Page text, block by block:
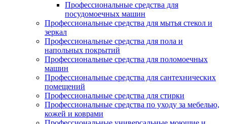
Профессиональные средства для
посудомоечных машин
Профессиональные средства для мытья стекол и
зеркал
Профессиональные средства для пола и
напольных покрытий
Профессиональные средства для поломоечных
машин
Профессиональные средства для сантехнических
помещений
Профессиональные средства для стирки
Профессиональные средства по уходу за мебелью,
кожей и коврами